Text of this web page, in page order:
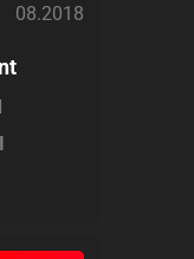
08.2018